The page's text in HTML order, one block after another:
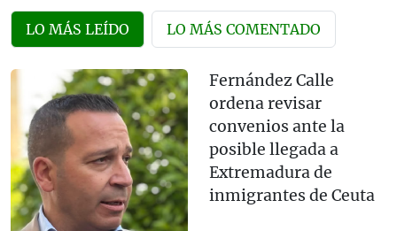
LO MÁS LEÍDO LO MÁS COMENTADO
Fernández Calle
ordena revisar
convenios ante la
posible llegada a
Extremadura de
inmigrantes de Ceuta